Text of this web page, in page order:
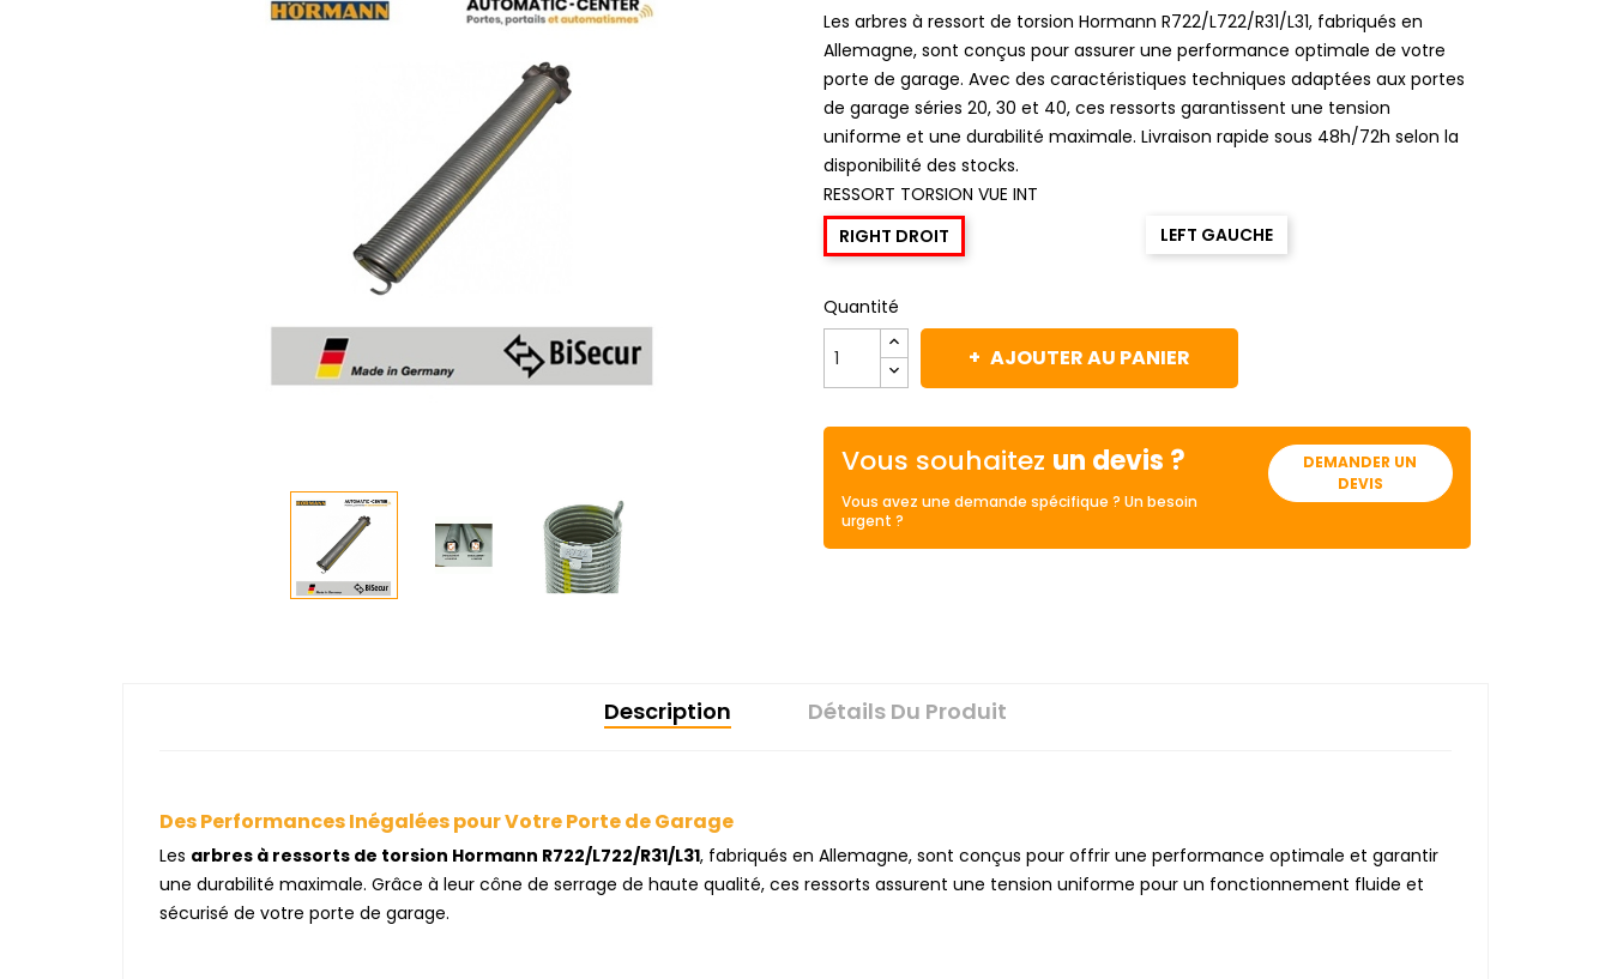
Les arbres à ressort de torsion Hormann R722/L722/R31/L31, fabriqués en
Allemagne, sont conçus pour assurer une performance optimale de votre
porte de garage. Avec des caractéristiques techniques adaptées aux portes
de garage séries 20, 30 et 40, ces ressorts garantissent une tension
uniforme et une durabilité maximale. Livraison rapide sous 48h/72h selon la
disponibilité des stocks.
RESSORT TORSION VUE INT
RIGHT DROIT
LEFT GAUCHE
Quantité
AJOUTER AU PANIER
Vous souhaitez un devis ?
Vous avez une demande spécifique ? Un besoin
urgent ?
DEMANDER UN
DEVIS
Description Détails Du Produit
Des Performances Inégalées pour Votre Porte de Garage
Les arbres à ressorts de torsion Hormann R722/L722/R31/L31, fabriqués en Allemagne, sont conçus pour offrir une performance optimale et garantir
une durabilité maximale. Grâce à leur cône de serrage de haute qualité, ces ressorts assurent une tension uniforme pour un fonctionnement fluide et
sécurisé de votre porte de garage.